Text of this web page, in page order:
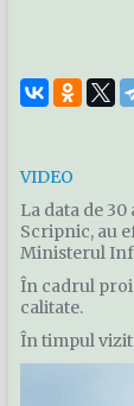
VIDEO
La data de
Scripnic, au
Ministerul
În cadrul
calitate.
În timpul